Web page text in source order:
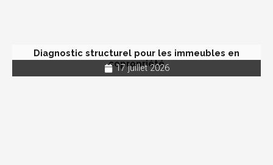
Diagnostic structurel pour les immeubles en
copropriété
17 juillet 2026